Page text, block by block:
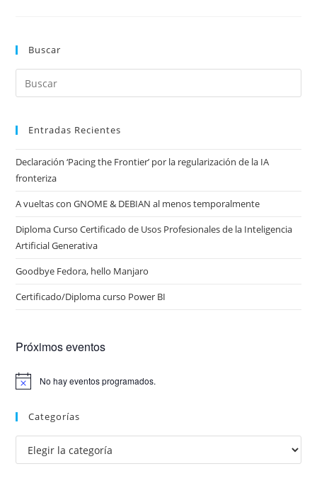
Buscar
Entradas Recientes
Declaración ‘Pacing the Frontier’ por la regularización de la IA
fronteriza
A vueltas con GNOME & DEBIAN al menos temporalmente
Diploma Curso Certificado de Usos Profesionales de la Inteligencia
Artificial Generativa
Goodbye Fedora, hello Manjaro
Certificado/Diploma curso Power BI
Próximos eventos
A
s
No hay eventos programados.
Categorías
Categorías